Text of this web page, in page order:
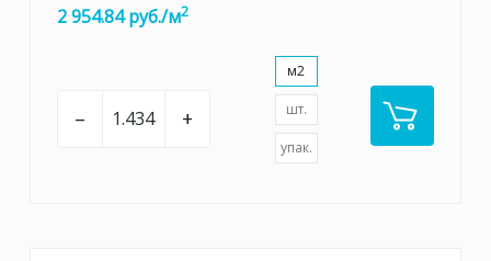
2 954.84 руб./м2
– +
м2
шт.
упак.